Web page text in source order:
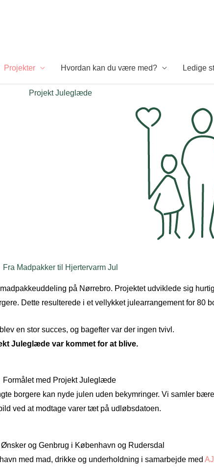
Projekter Hvordan kan du være med? Ledige
Projekt Juleglæde
Fra Madpakker til Hjertervarm Jul
på Nørrebro. Projektet udviklede sig
Dette resulterede i et vellykket julearrangement for 80
en stor succes, og bagefter var der ingen tvivl.
Juleglæde var kommet for at blive.
Formålet med Projekt Juleglæde
borgere kan nyde julen uden bekymringer. Vi samler
ved at modtage varer tæt på udløbsdatoen.
og Genbrug i København og Rudersdal
med mad, drikke og underholdning i samarbejde med